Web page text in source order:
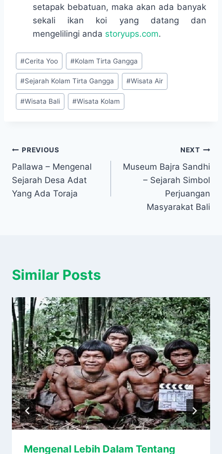
setapak bebatuan, maka akan ada banyak
sekali ikan koi yang datang dan
mengelilingi anda storyups.com.
Post
Tags:
#Cerita Yoo #Kolam Tirta Gangga
#Sejarah Kolam Tirta Gangga #Wisata Air
#Wisata Bali #Wisata Kolam
Navigasi
pos
PREVIOUS
Pallawa – Mengenal
Sejarah Desa Adat
Yang Ada Toraja
NEXT
Museum Bajra Sandhi
– Sejarah Simbol
Perjuangan
Masyarakat Bali
Similar Posts
Mengenal Lebih Dalam Tentang